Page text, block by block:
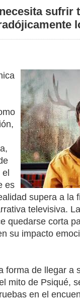
sufrir
es
supera a la
televisiva.
quedarse corta
su impacto
forma de llegar a
mito de Psiqué,
en el